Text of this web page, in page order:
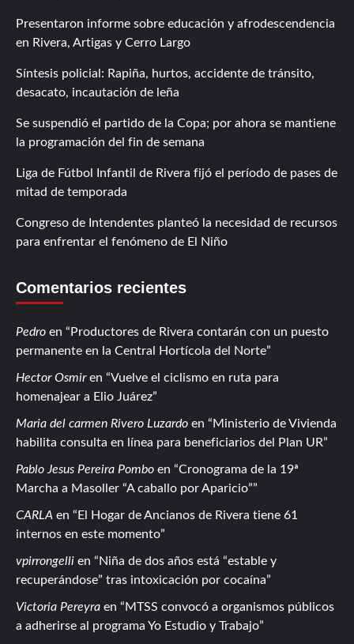
Presentaron informe sobre educación y afrodescendencia
en Rivera, Artigas y Cerro Largo
Síntesis policial: Rapiña, hurtos, accidente de tránsito,
desacato, incautación de leña
Se suspendió el partido de la Copa; por ahora se mantiene
la programación del fin de semana
Liga de Fútbol Infantil de Rivera fijó el período de pases de
mitad de temporada
Congreso de Intendentes planteó la necesidad de recursos
para enfrentar el fenómeno de El Niño
Comentarios recientes
Pedro en
Productores de Rivera contarán con un puesto
permanente en la Central Hortícola del Norte
Hector Osmiren
Vuelve el ciclismo en ruta para
homenajear a Elio Juárez
Maria del carmen Rivero Luzardo en
Ministerio de Vivienda
habilita consulta en línea para beneficiarios del Plan UR
Pablo Jesus Pereira Pombo en
Cronograma de la 19ª
Marcha a Masoller “A caballo por Aparicio”
CARLA en
El Hogar de Ancianos de Rivera tiene 61
internos en este momento
vpirrongelli en
Niña de dos años está “estable y
recuperándose” tras intoxicación por cocaína
Victoria Pereyra en
MTSS convocó a organismos públicos
a adherirse al programa Yo Estudio y Trabajo